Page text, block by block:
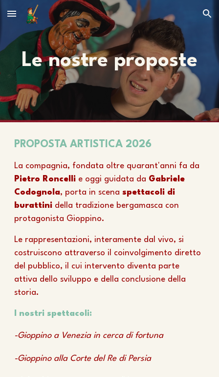
Skip to main content Skip to navigation
Le nostre proposte
PROPOSTA ARTISTICA 2026
La compagnia, fondata oltre quarant'anni fa da
Pietro Roncelli e oggi guidata da Gabriele
Codognola, porta in scenaspettacoli di
burattini della tradizione bergamasca con
protagonista Gioppino.
Le rappresentazioni, interamente dal vivo, si
costruiscono attraverso il coinvolgimento diretto
del pubblico, il cui intervento diventa parte
attiva dello sviluppo e della conclusione della
storia.
I nostrispettacoli:
-Gioppino a Venezia in cerca di fortuna
-Gioppino alla Corte del Re di Persia